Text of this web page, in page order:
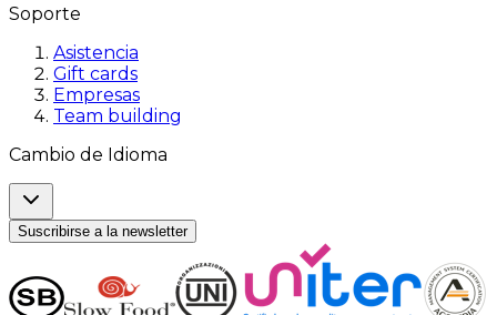
Soporte
Asistencia
Gift cards
Empresas
Team building
Cambio de Idioma
Suscribirse a la newsletter